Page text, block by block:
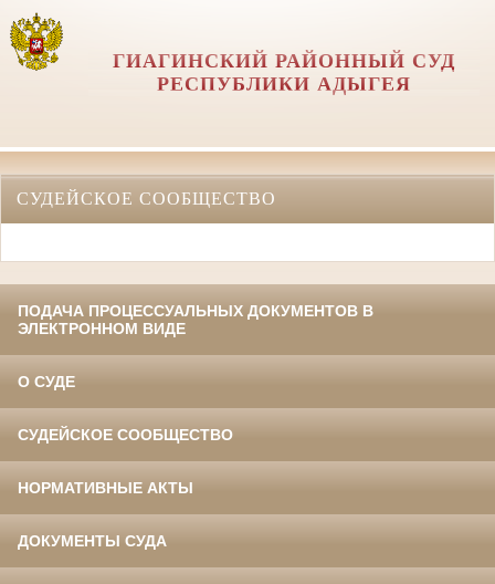
ГИАГИНСКИЙ РАЙОННЫЙ СУД
РЕСПУБЛИКИ АДЫГЕЯ
СУДЕЙСКОЕ СООБЩЕСТВО
ПОДАЧА ПРОЦЕССУАЛЬНЫХ ДОКУМЕНТОВ В
ЭЛЕКТРОННОМ ВИДЕ
О СУДЕ
СУДЕЙСКОЕ СООБЩЕСТВО
НОРМАТИВНЫЕ АКТЫ
ДОКУМЕНТЫ СУДА